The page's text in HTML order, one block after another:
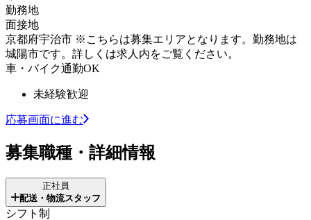
勤務地
面接地
京都府宇治市 ※こちらは募集エリアとなります。勤務地は
城陽市です。詳しくは求人内をご覧ください。
車・バイク通勤OK
未経験歓迎
応募画面に進む
募集職種・詳細情報
正社員
配送・物流スタッフ
シフト制